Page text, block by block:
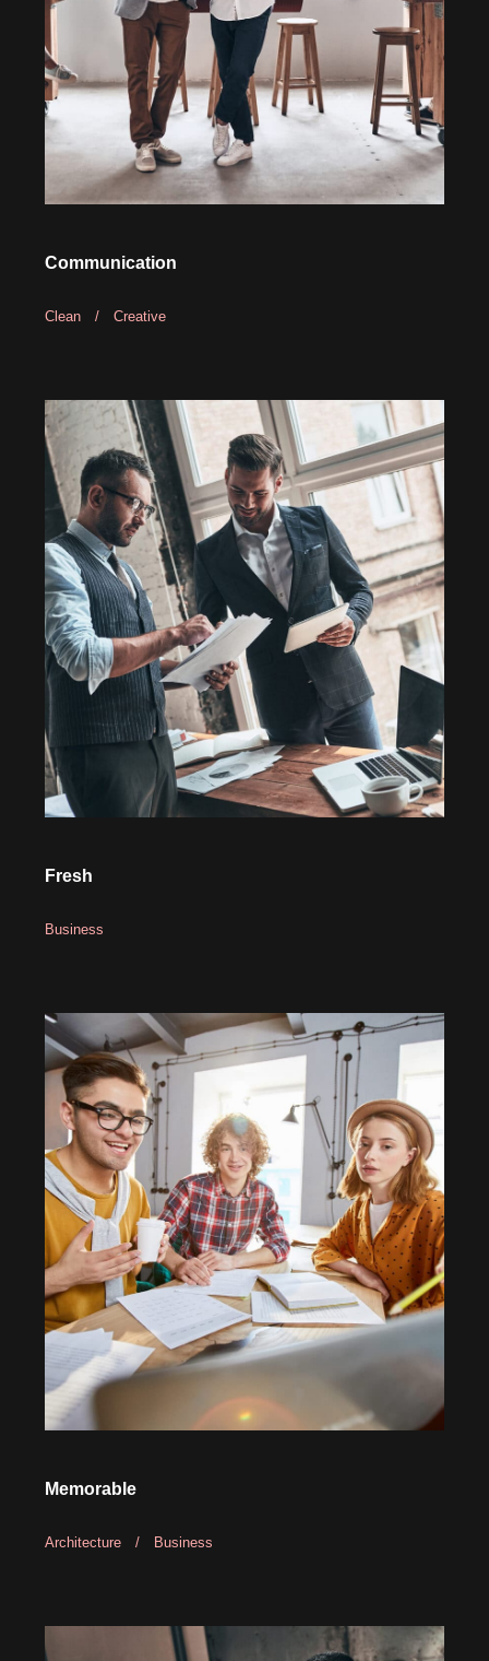
Communication
Clean / Creative
Fresh
Business
Memorable
Architecture / Business